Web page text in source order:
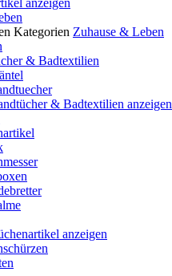
anzeigen
Kategorien Zuhause & Leben
& Badtextilien
& Badtextilien anzeigen
anzeigen